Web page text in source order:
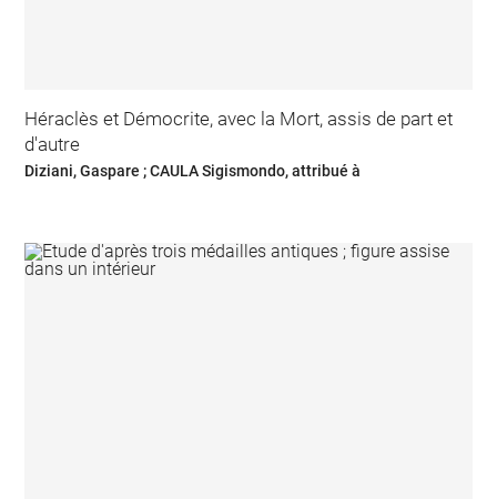
Héraclès et Démocrite, avec la Mort, assis de part et
d'autre
Diziani, Gaspare ; CAULA Sigismondo, attribué à